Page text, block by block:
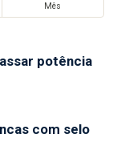
Mês
potência
com selo